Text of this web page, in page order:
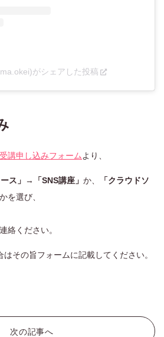
がシェアした投稿
受講申し込みフォーム より、
ス」 → 「SNS講座」 か、
「クラウドソ
を選び、
絡ください。
その旨フォームに記載してください。
次の記事へ